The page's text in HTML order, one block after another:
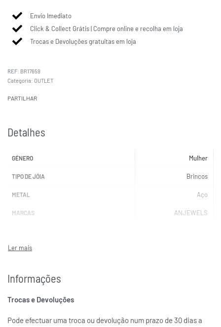
Envio Imediato
Click & Collect Grátis | Compre online e recolha em loja
Trocas e Devoluções gratuitas em loja
BR17659
Categoria: OUTLET
PARTILHAR
Detalhes
GÉNERO Mulher
TIPO DE JÓIA Brincos
METAL Aço
MARCAS ANJEWELS
Informações
Trocas e Devoluções
Pode efectuar uma troca ou devolução num prazo de 30 dias a